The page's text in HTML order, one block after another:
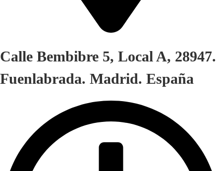
Calle Bembibre 5, Local A, 28947.
Fuenlabrada. Madrid. España